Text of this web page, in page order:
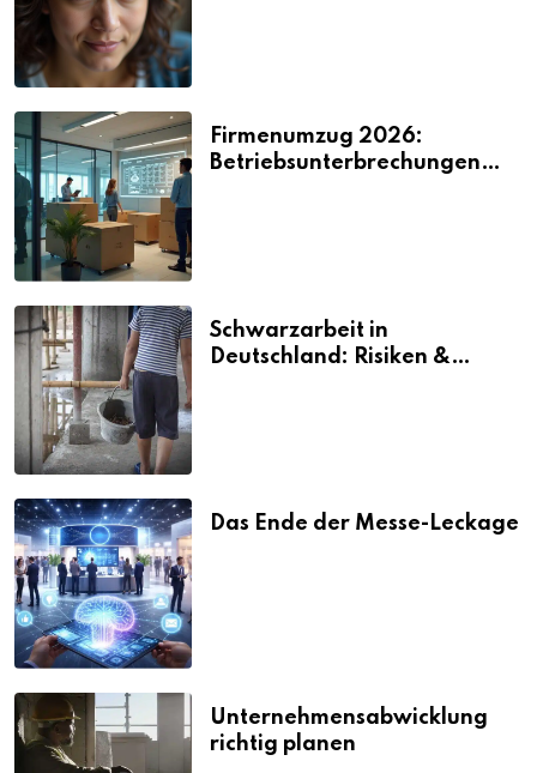
Firmenumzug 2026:
Betriebsunterbrechungen
Schwarzarbeit in
Deutschland: Risiken &
Das Ende der Messe-Leckage
Unternehmensabwicklung
richtig planen